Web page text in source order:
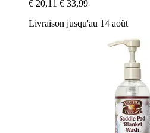
€ 20,11 € 33,99
Livraison jusqu'au 14 août